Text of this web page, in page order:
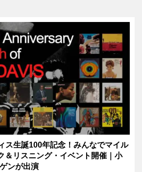
ス生誕100年記念！みんなでマイル
＆リスニング・イベント開催｜小
ンが出演